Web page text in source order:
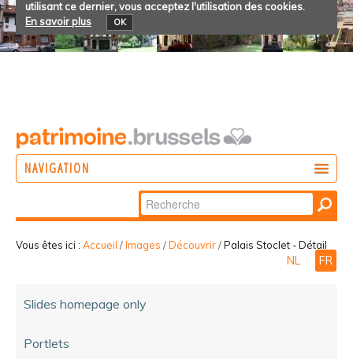
utilisant ce dernier, vous acceptez l'utilisation des cookies.
En savoir plus
OK
NAVIGATION
Chercher par
Recherche
avancée…
Vous êtes ici : Accueil /Images /Découvrir/Palais Stoclet - Détail
NL FR
Slides homepage only
Portlets